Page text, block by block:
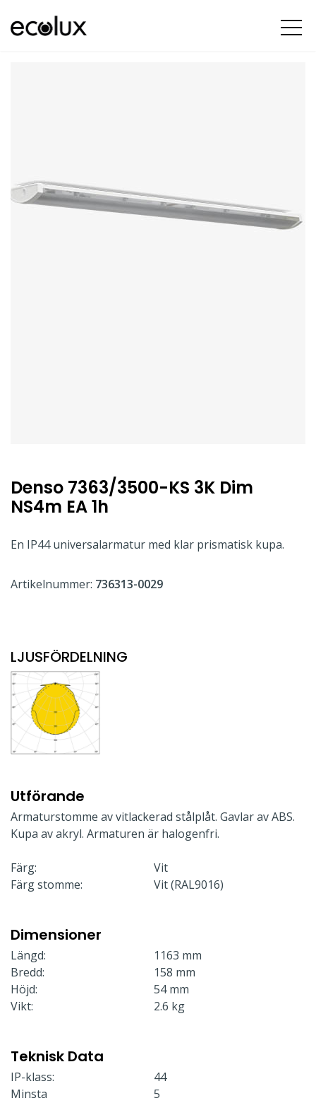
Denso 7363/3500-KS 3K Dim
NS4m EA 1h
En IP44 universalarmatur med klar prismatisk kupa.
Artikelnummer: 736313-0029
LJUSFÖRDELNING
Utförande
Armaturstomme av vitlackerad stålplåt. Gavlar av ABS.
Kupa av akryl. Armaturen är halogenfri.
Färg:
Vit
Färg stomme:
Vit (RAL9016)
Dimensioner
Längd:
1163 mm
Bredd:
158 mm
Höjd:
54 mm
Vikt:
2.6 kg
Teknisk Data
IP-klass:
44
Minsta
5